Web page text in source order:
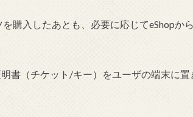
購入したあとも、必要に応じてeShopか
明書（チケット/キー）をユーザの端末に